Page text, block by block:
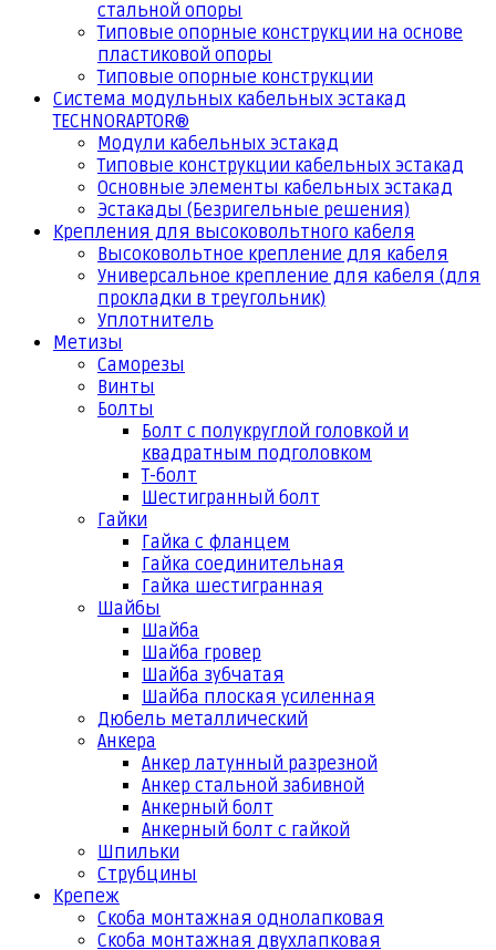
стальной опоры
Типовые опорные конструкции на основе
пластиковой опоры
Типовые опорные конструкции
Система модульных кабельных эстакад
TECHNORAPTOR®
Модули кабельных эстакад
Типовые конструкции кабельных эстакад
Основные элементы кабельных эстакад
Эстакады (Безригельные решения)
Крепления для высоковольтного кабеля
Высоковольтное крепление для кабеля
Универсальное крепление для кабеля (для
прокладки в треугольник)
Уплотнитель
Метизы
Саморезы
Винты
Болты
Болт с полукруглой головкой и
квадратным подголовком
Т-болт
Шестигранный болт
Гайки
Гайка с фланцем
Гайка соединительная
Гайка шестигранная
Шайбы
Шайба
Шайба гровер
Шайба зубчатая
Шайба плоская усиленная
Дюбель металлический
Анкера
Анкер латунный разрезной
Анкер стальной забивной
Анкерный болт
Анкерный болт с гайкой
Шпильки
Струбцины
Крепеж
Скоба монтажная однолапковая
Скоба монтажная двухлапковая